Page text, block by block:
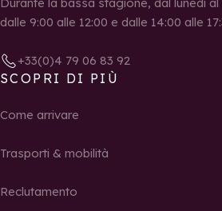
dalle 9:00 alle 12:00 e dalle 14:00 alle
+33(0)4 79 06 83 92
SCOPRI DI PIÙ
Come arrivare
Trasporti & mobilità
Reclutamento